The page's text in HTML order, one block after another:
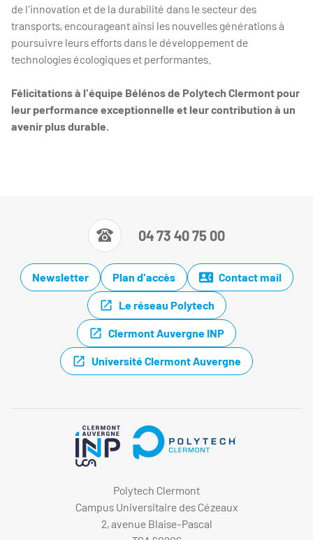
de l'innovation et de la durabilité dans le secteur des
transports, encourageant ainsi les nouvelles générations à
poursuivre leurs efforts dans le développement de
technologies écologiques et performantes.
Félicitations à l'équipe Bélénos de Polytech Clermont pour
leur performance exceptionnelle et leur contribution à un
avenir plus durable.
04 73 40 75 00
Newsletter Plan d'accès Contact mail
Le réseau Polytech
Clermont Auvergne INP
Université Clermont Auvergne
Polytech Clermont
Campus Universitaire des Cézeaux
2, avenue Blaise-Pascal